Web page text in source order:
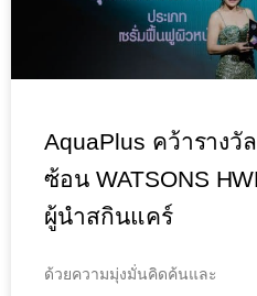
AquaPlus คว้าราง
ซ้อน WATSONS
ผู้นำสกินแคร์
ด้วยความมุ่งมั่นคิดค้นและ